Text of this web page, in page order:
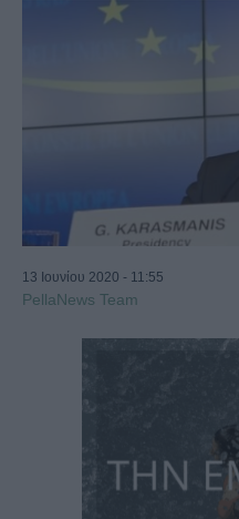
13 Ιουνίου 2020 - 11:55
PellaNews Team